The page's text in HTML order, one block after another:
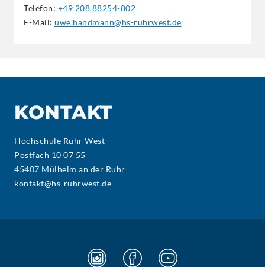
Telefon: +49 208 88254-802
E-Mail: uwe.handmann@hs-ruhrwest.de
KONTAKT
Hochschule Ruhr West
Postfach 10 07 55
45407 Mülheim an der Ruhr
kontakt@hs-ruhrwest.de